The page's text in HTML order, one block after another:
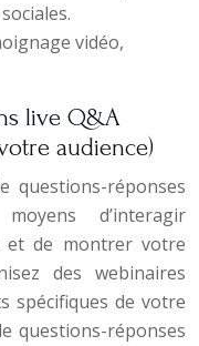
vidéo,
live Q&A
audience)
questions-réponses
d’interagir
et de montrer votre
des webinaires
spécifiques de votre
questions-réponses